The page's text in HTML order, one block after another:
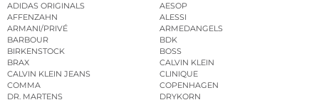
ADIDAS ORIGINALS
AESOP
AFFENZAHN
ALESSI
ARMANI/PRIVÉ
ARMEDANGELS
BARBOUR
BDK
BIRKENSTOCK
BOSS
BRAX
CALVIN KLEIN
CALVIN KLEIN JEANS
CLINIQUE
COMMA
COPENHAGEN
DR. MARTENS
DRYKORN